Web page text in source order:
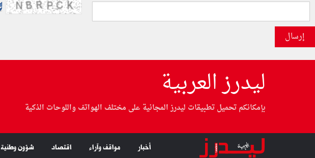
إرسال
ليدرز العربية
بإمكانكم تحميل تطبيقات ليدرز المجانية على مختلف الهواتف واللوحات الذكية
أخبار مواقف وآراء اقتصاد شؤون وطنية